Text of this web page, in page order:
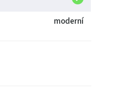
moderní